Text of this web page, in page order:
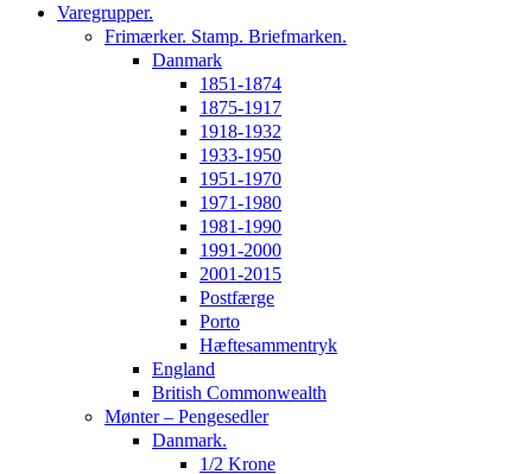
Varegrupper.
Frimærker. Stamp. Briefmarken.
Danmark
1851-1874
1875-1917
1918-1932
1933-1950
1951-1970
1971-1980
1981-1990
1991-2000
2001-2015
Postfærge
Porto
Hæftesammentryk
England
British Commonwealth
Mønter – Pengesedler
Danmark.
1/2 Krone